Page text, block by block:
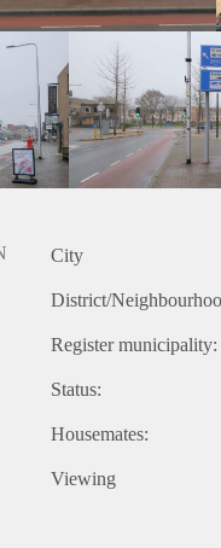
worden ontleend.
City
District/
Register municipality:
Status:
Housemates:
Viewing